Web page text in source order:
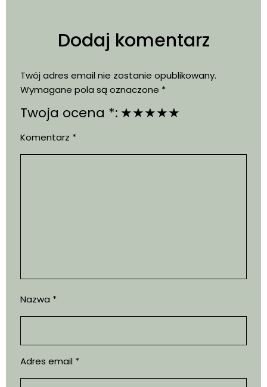
Dodaj komentarz
Twój adres email nie zostanie opublikowany.
Wymagane pola są oznaczone *
Twoja ocena *: ★
★
★
★
★
Komentarz *
Nazwa *
Adres email *